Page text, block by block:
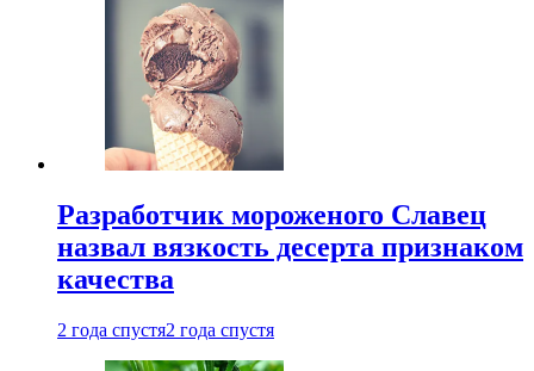
Разработчик мороженого Славец
назвал вязкость десерта признаком
качества
2 года спустя2 года спустя